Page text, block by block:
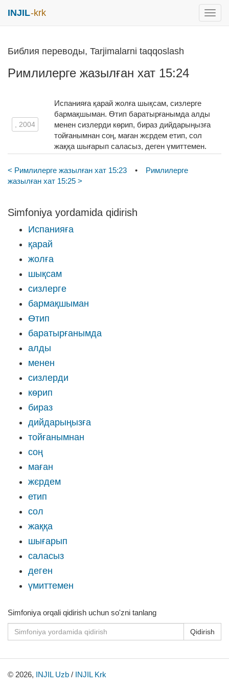
меню
INJIL-krk
Библия переводы, Tarjimalarni taqqoslash
Римлилерге жазылған хат 15:24
, 2004
Испанияға қарай жолға шықсам, сизлерге
бармақшыман. Ѳтип баратырғанымда алды
менен сизлерди кѳрип, бираз дийдарыңызға
тойғанымнан соң, маған жєрдем етип, сол
жаққа шығарып саласыз, деген үмиттемен.
< Римлилерге жазылған хат 15:23 • Римлилерге
жазылған хат 15:25 >
Simfoniya yordamida qidirish
Испанияға
қарай
жолға
шықсам
сизлерге
бармақшыман
Ѳтип
баратырғанымда
алды
менен
сизлерди
кѳрип
бираз
дийдарыңызға
тойғанымнан
соң
маған
жєрдем
етип
сол
жаққа
шығарып
саласыз
деген
үмиттемен
Simfoniya orqali qidirish uchun so'zni tanlang
Qidirish
© 2026, INJIL Uzb / INJIL Krk